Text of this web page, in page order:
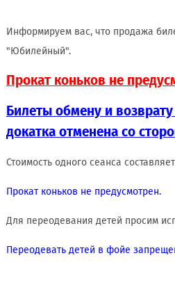
Информируем вас, что продажа
"Юбилейный".
Прокат коньков не
Билеты обмену и
докатка отменена со
Стоимость одного сеанса
Прокат коньков не предусмотрен.
Для переодевания детей просим
Переодевать детей в фойе